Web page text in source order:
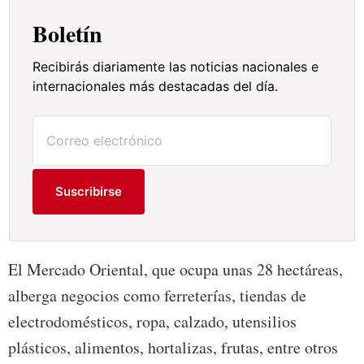
Boletín
Recibirás diariamente las noticias nacionales e
internacionales más destacadas del día.
Suscribirse
El Mercado Oriental, que ocupa unas 28 hectáreas,
alberga negocios como ferreterías, tiendas de
electrodomésticos, ropa, calzado, utensilios
plásticos, alimentos, hortalizas, frutas, entre otros